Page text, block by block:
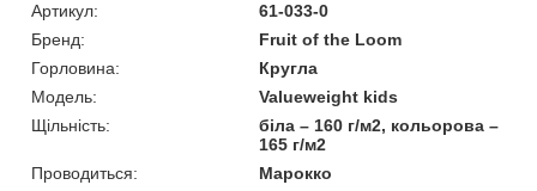
Артикул:
61-033-0
Бренд:
Fruit of the Loom
Горловина:
Кругла
Модель:
Valueweight kids
Щільність:
біла – 160 г/м2, кольорова –
165 г/м2
Проводиться:
Марокко